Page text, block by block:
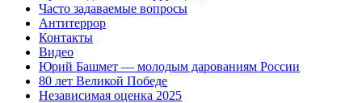
Часто задаваемые вопросы
Антитеррор
Контакты
Видео
Юрий Башмет — молодым дарованиям России
80 лет Великой Победе
Независимая оценка 2025